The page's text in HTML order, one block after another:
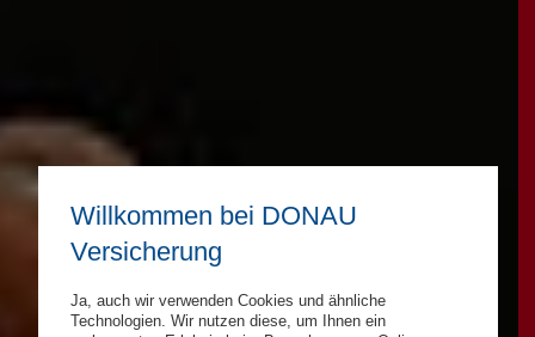
Willkommen bei DONAU
Versicherung
Ja, auch wir verwenden Cookies und ähnliche
Technologien. Wir nutzen diese, um Ihnen ein